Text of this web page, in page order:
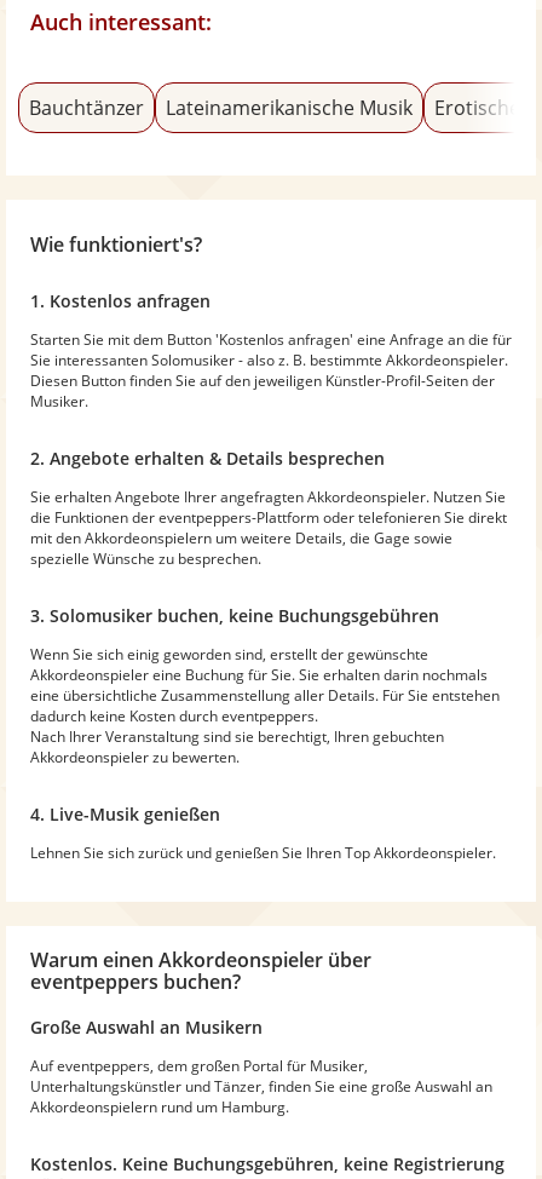
Auch interessant:
Bauchtänzer Lateinamerikanische Musik Erotischer
Wie funktioniert's?
1. Kostenlos anfragen
Starten Sie mit dem Button 'Kostenlos anfragen' eine Anfrage an die für
Sie interessanten Solomusiker - also z. B. bestimmte Akkordeonspieler.
Diesen Button finden Sie auf den jeweiligen Künstler-Profil-Seiten der
Musiker.
2. Angebote erhalten & Details besprechen
Sie erhalten Angebote Ihrer angefragten Akkordeonspieler. Nutzen Sie
die Funktionen der eventpeppers-Plattform oder telefonieren Sie direkt
mit den Akkordeonspielern um weitere Details, die Gage sowie
spezielle Wünsche zu besprechen.
3. Solomusiker buchen, keine Buchungsgebühren
Wenn Sie sich einig geworden sind, erstellt der gewünschte
Akkordeonspieler eine Buchung für Sie. Sie erhalten darin nochmals
eine übersichtliche Zusammenstellung aller Details. Für Sie entstehen
dadurch keine Kosten durch eventpeppers.
Nach Ihrer Veranstaltung sind sie berechtigt, Ihren gebuchten
Akkordeonspieler zu bewerten.
4. Live-Musik genießen
Lehnen Sie sich zurück und genießen Sie Ihren Top Akkordeonspieler.
Warum einen Akkordeonspieler über
eventpeppers buchen?
Große Auswahl an Musikern
Auf eventpeppers, dem großen Portal für Musiker,
Unterhaltungskünstler und Tänzer, finden Sie eine große Auswahl an
Akkordeonspielern rund um Hamburg.
Kostenlos. Keine Buchungsgebühren, keine Registrierung